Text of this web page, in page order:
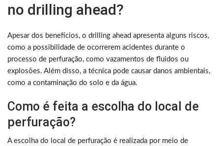
no drilling ahead?
Apesar dos benefícios, o drilling ahead apresenta alguns riscos,
como a possibilidade de ocorrerem acidentes durante o
processo de perfuração, como vazamentos de fluidos ou
explosões. Além disso, a técnica pode causar danos ambientais,
como a contaminação do solo e da água.
Como é feita a escolha do local de
perfuração?
A escolha do local de perfuração é realizada por meio de